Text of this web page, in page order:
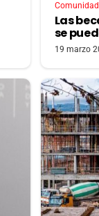
Comunidad
Las
se
19 marzo